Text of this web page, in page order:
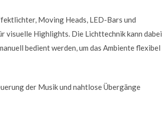
Moving Heads, LED-Bars und
visuelle Highlights. Die Lichttechnik kann dabei
bedient werden, um das Ambiente flexibel
der Musik und nahtlose Übergänge